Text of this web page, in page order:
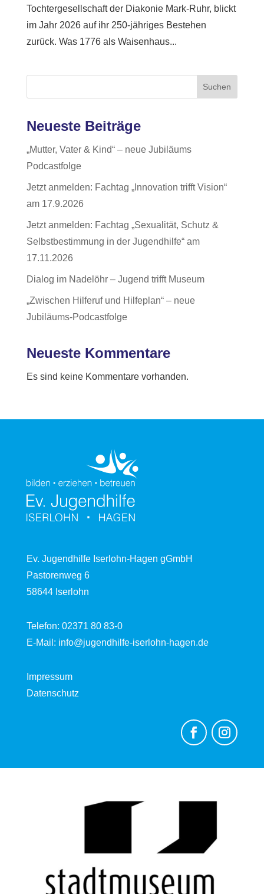
Tochtergesellschaft der Diakonie Mark-Ruhr, blickt
im Jahr 2026 auf ihr 250-jähriges Bestehen
zurück. Was 1776 als Waisenhaus...
Suchen
Neueste Beiträge
„Mutter, Vater & Kind“ – neue Jubiläums
Podcastfolge
Jetzt anmelden: Fachtag „Innovation trifft Vision“
am 17.9.2026
Jetzt anmelden: Fachtag „Sexualität, Schutz &
Selbstbestimmung in der Jugendhilfe“ am
17.11.2026
Dialog im Nadelöhr – Jugend trifft Museum
„Zwischen Hilferuf und Hilfeplan“ – neue
Jubiläums-Podcastfolge
Neueste Kommentare
Es sind keine Kommentare vorhanden.
Ev. Jugendhilfe Iserlohn-Hagen gGmbH
Pastorenweg 6
58644 Iserlohn
Telefon: 02371 80 83-0
E-Mail: info@jugendhilfe-iserlohn-hagen.de
Impressum
Datenschutz